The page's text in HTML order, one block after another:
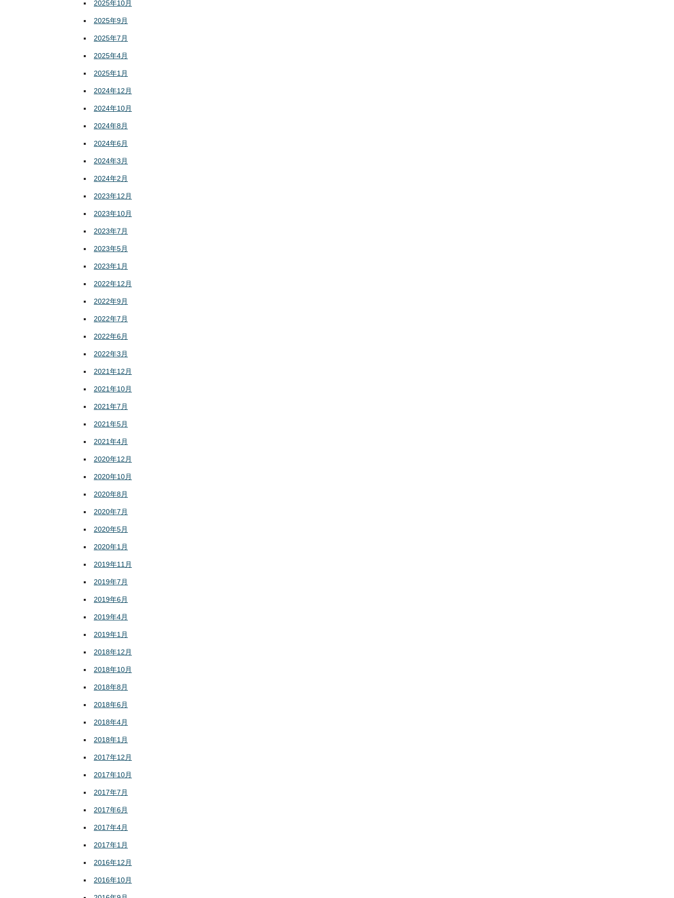
2025年10月
2025年9月
2025年7月
2025年4月
2025年1月
2024年12月
2024年10月
2024年8月
2024年6月
2024年3月
2024年2月
2023年12月
2023年10月
2023年7月
2023年5月
2023年1月
2022年12月
2022年9月
2022年7月
2022年6月
2022年3月
2021年12月
2021年10月
2021年7月
2021年5月
2021年4月
2020年12月
2020年10月
2020年8月
2020年7月
2020年5月
2020年1月
2019年11月
2019年7月
2019年6月
2019年4月
2019年1月
2018年12月
2018年10月
2018年8月
2018年6月
2018年4月
2018年1月
2017年12月
2017年10月
2017年7月
2017年6月
2017年4月
2017年1月
2016年12月
2016年10月